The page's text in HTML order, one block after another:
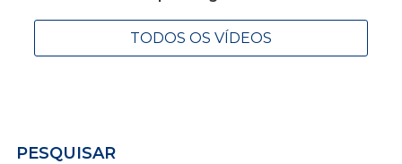
TODOS OS VÍDEOS
PESQUISAR